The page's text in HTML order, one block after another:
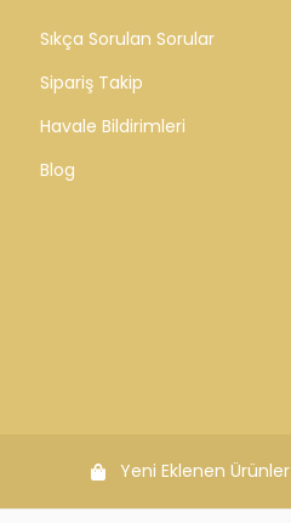
Sıkça Sorulan Sorular
Sipariş Takip
Havale Bildirimleri
Blog
Yeni Eklenen Ürünler